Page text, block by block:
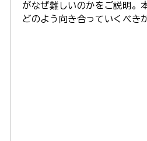
がなぜ難しいのかをご説明。
どのよう向き合っていくべき